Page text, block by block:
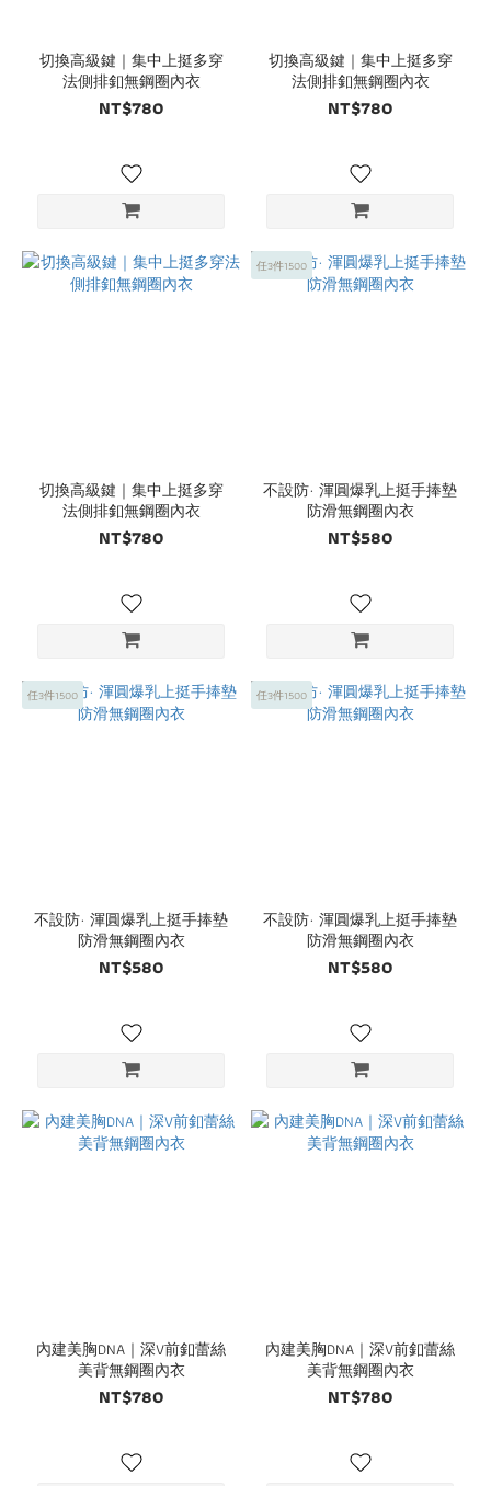
切換高級鍵｜集中上挺多穿
法側排釦無鋼圈內衣
NT$780
切換高級鍵｜集中上挺多穿
法側排釦無鋼圈內衣
NT$780
切換高級鍵｜集中上挺多穿
法側排釦無鋼圈內衣
NT$780
任3件1500
不設防· 渾圓爆乳上挺手捧墊
防滑無鋼圈內衣
NT$580
任3件1500
不設防· 渾圓爆乳上挺手捧墊
防滑無鋼圈內衣
NT$580
任3件1500
不設防· 渾圓爆乳上挺手捧墊
防滑無鋼圈內衣
NT$580
內建美胸DNA｜深V前釦蕾絲
美背無鋼圈內衣
NT$780
內建美胸DNA｜深V前釦蕾絲
美背無鋼圈內衣
NT$780